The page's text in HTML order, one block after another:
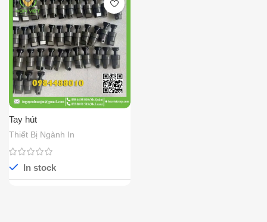
Tay hút
Thiết Bị Ngành In
In stock